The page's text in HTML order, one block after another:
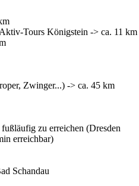
Tours Königstein -> ca. 11 km
Zwinger...) -> ca. 45 km
zu erreichen (Dresden
erreichbar)
Schandau